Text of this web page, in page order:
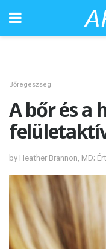
Bőregészség
A bőr és a
by Heather Brannon, MD;